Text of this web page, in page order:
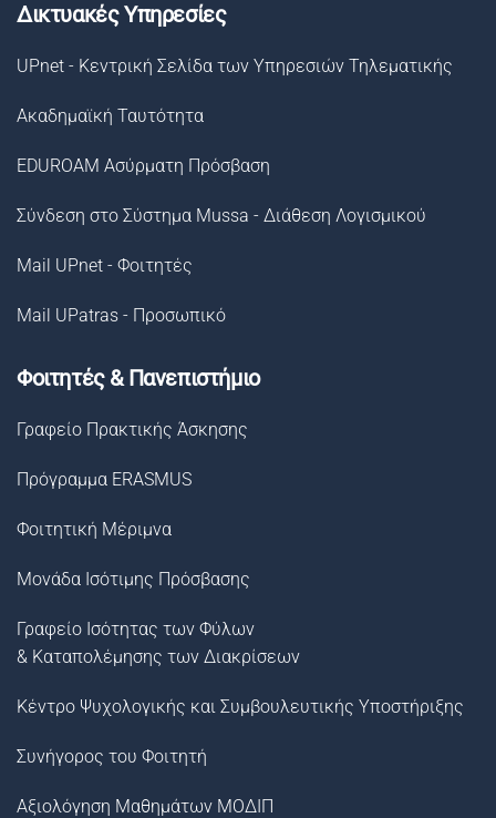
Δικτυακές Υπηρεσίες
UPnet - Κεντρική Σελίδα των Υπηρεσιών Τηλεματικής
Ακαδημαϊκή Ταυτότητα
EDUROAM Ασύρματη Πρόσβαση
Σύνδεση στο Σύστημα Μussa - Διάθεση Λογισμικού
Mail UPnet - Φοιτητές
Mail UPatras - Προσωπικό
Φοιτητές & Πανεπιστήμιο
Γραφείο Πρακτικής Άσκησης
Πρόγραμμα ERASMUS
Φοιτητική Μέριμνα
Μονάδα Ισότιμης Πρόσβασης
Γραφείο Ισότητας των Φύλων
& Καταπολέμησης των Διακρίσεων
Κέντρο Ψυχολογικής και Συμβουλευτικής Υποστήριξης
Συνήγορος του Φοιτητή
Αξιολόγηση Μαθημάτων ΜΟΔΙΠ